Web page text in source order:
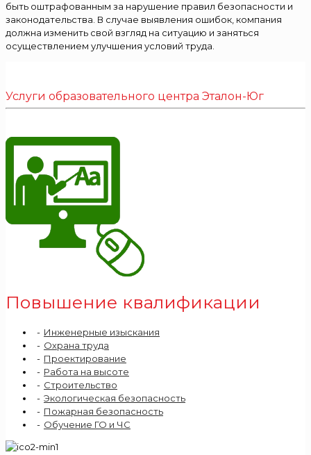
быть оштрафованным за нарушение правил безопасности и
законодательства. В случае выявления ошибок, компания
должна изменить свой взгляд на ситуацию и заняться
осуществлением улучшения условий труда.
Услуги образовательного центра Эталон-Юг
Повышение квалификации
Инженерные изыскания
Охрана труда
Проектирование
Работа на высоте
Строительство
Экологическая безопасность
Пожарная безопасность
Обучение ГО и ЧС